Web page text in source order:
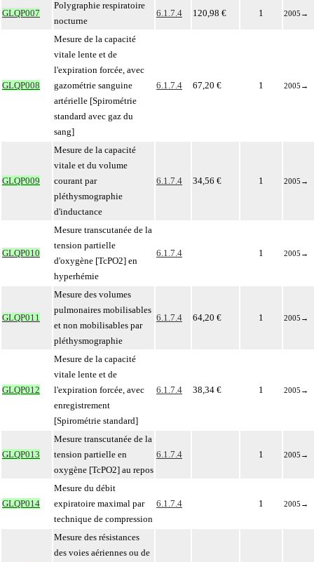
GLQP007
Polygraphie respiratoire
nocturne
6.1.7.4 120,98 € 1 2005 →
GLQP008
Mesure de la capacité
vitale lente et de
l'expiration forcée, avec
gazométrie sanguine
artérielle [Spirométrie
standard avec gaz du
sang]
6.1.7.4 67,20 € 1 2005 →
GLQP009
Mesure de la capacité
vitale et du volume
courant par
pléthysmographie
d'inductance
6.1.7.4 34,56 € 1 2005 →
GLQP010
Mesure transcutanée de la
tension partielle
d'oxygène [TcPO2] en
hyperhémie
6.1.7.4 1 2005 →
GLQP011
Mesure des volumes
pulmonaires mobilisables
et non mobilisables par
pléthysmographie
6.1.7.4 64,20 € 1 2005 →
GLQP012
Mesure de la capacité
vitale lente et de
l'expiration forcée, avec
enregistrement
[Spirométrie standard]
6.1.7.4 38,34 € 1 2005 →
GLQP013
Mesure transcutanée de la
tension partielle en
oxygène [TcPO2] au repos
6.1.7.4 1 2005 →
GLQP014
Mesure du débit
expiratoire maximal par
technique de compression
6.1.7.4 1 2005 →
Mesure des résistances
des voies aériennes ou de